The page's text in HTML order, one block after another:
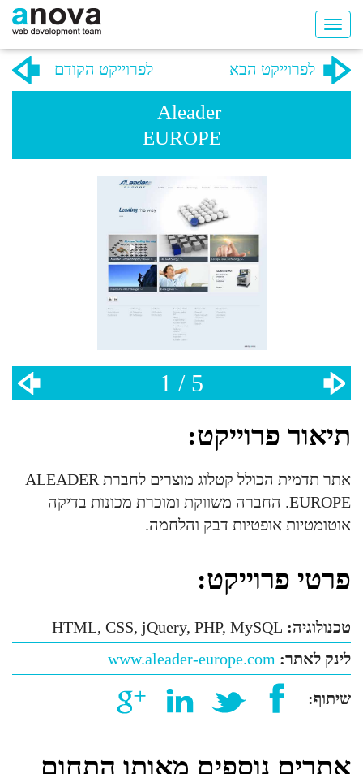
לפרוייקט הקודם לפרוייקט הבא
Aleader
EUROPE
1 / 5
תיאור פרוייקט:
אתר תדמית הכולל קטלוג מוצרים לחברת ALEADER
EUROPE. החברה משווקת ומוכרת מכונות בדיקה
אוטומטיות אופטיות דבק והלחמה.
פרטי פרוייקט:
טכנולוגיה: HTML, CSS, jQuery, PHP, MySQL
לינק לאתר: www.aleader-europe.com
שיתוף:
אתרים נוספים מאותו התחום